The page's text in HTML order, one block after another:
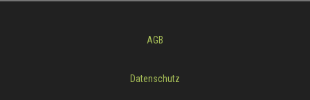
AGB
Datenschutz